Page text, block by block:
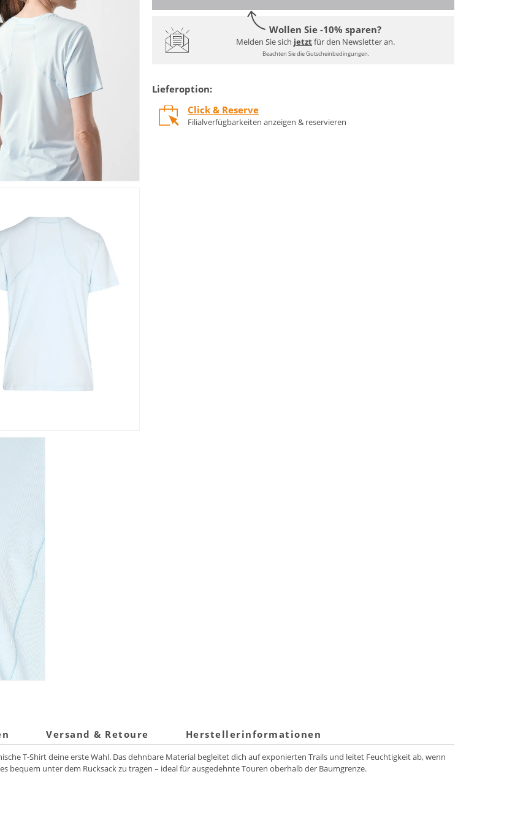
Wollen Sie -10% sparen?
Melden Sie sich jetztfür den Newsletter an.
Beachten Sie die Gutscheinbedingungen.
Lieferoption:
Click & Reserve
Filialverfügbarkeiten anzeigen & reservieren
Versand & Retoure Herstellerinformationen
T‑Shirt deine erste Wahl. Das dehnbare Material begleitet dich auf exponierten Trails und leitet Feuchtigkeit ab, wenn
bequem unter dem Rucksack zu tragen – ideal für ausgedehnte Touren oberhalb der Baumgrenze.